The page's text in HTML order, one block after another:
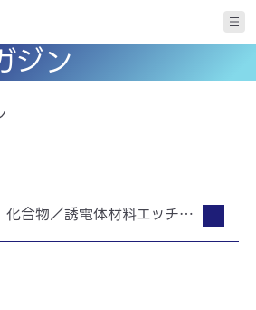
ジン
SPT通信 vol.20 | 化合物／誘電体材料エッチング装置「Sirius」「Spica」